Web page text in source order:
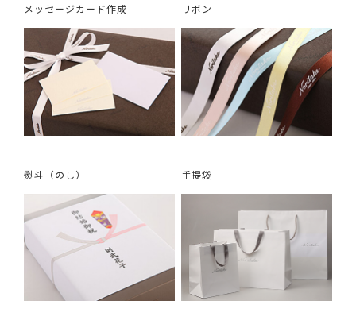
メッセージカード作成 リボン
熨斗（のし） 手提袋